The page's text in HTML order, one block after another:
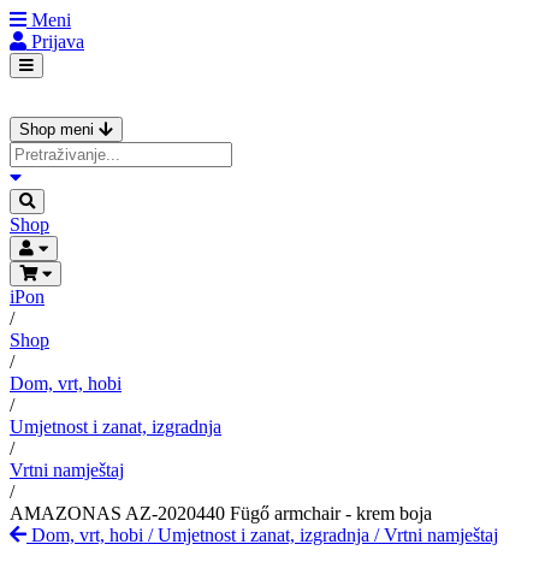
Meni
Prijava
Shop meni
Shop
iPon
/
Shop
/
Dom, vrt, hobi
/
Umjetnost i zanat, izgradnja
/
Vrtni namještaj
/
AMAZONAS AZ-2020440 Fügő armchair - krem boja
Dom, vrt, hobi /Umjetnost i zanat, izgradnja /Vrtni namještaj